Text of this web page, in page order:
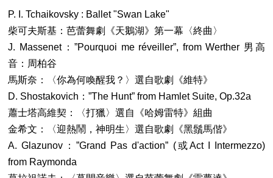
P. I. Tchaikovsky : Ballet "Swan Lake"
柴可夫斯基：芭蕾舞劇《天鵝湖》第一幕〈終曲〉
J. Massenet：”Pourquoi me réveiller”, from Werther 男高
音：周柏谷
馬斯奈：〈你為何喚醒我？〉選自歌劇《維特》
D. Shostakovich：”The Hunt” from Hamlet Suite, Op.32a
蕭士塔高維契：〈打獵〉選自《哈姆雷特》組曲
金希文：〈迎熱鬧，神明生〉選自歌劇《黑鬚馬偕》
A. Glazunov：”Grand Pas d'action” (或Act I Intermezzo)
from Raymonda